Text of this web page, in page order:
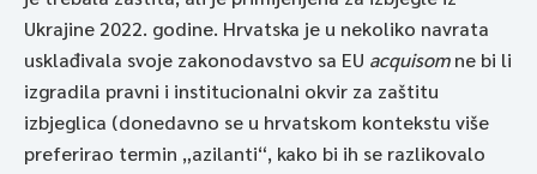
Ukrajine 2022. godine. Hrvatska je u nekoliko navrata
usklađivala svoje zakonodavstvo sa EU acquisomne bi li
izgradila pravni i institucionalni okvir za zaštitu
izbjeglica (donedavno se u hrvatskom kontekstu više
preferirao termin „azilanti“, kako bi ih se razlikovalo